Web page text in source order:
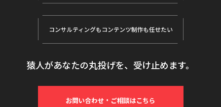
コンサルティングもコンテンツ制作も任せたい
猿人があなたの丸投げを、受け止めます。
お問い合わせ・ご相談はこちら